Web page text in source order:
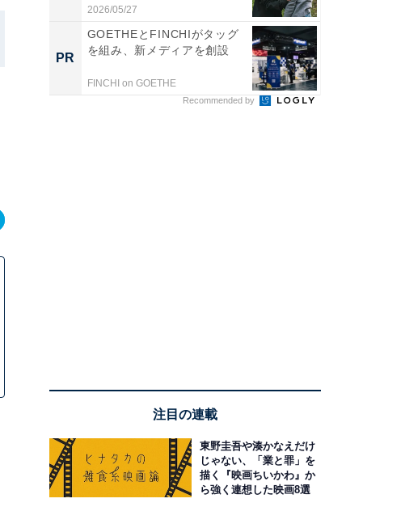
2026/05/27
PR
GOETHEとFINCHIがタッグ
を組み、新メディアを創設
FINCHI on GOETHE
Recommended by
注目の連載
東野圭吾や湊かなえだけ
じゃない、「業と罪」を
描く『映画ちいかわ』か
ら強く連想した映画8選